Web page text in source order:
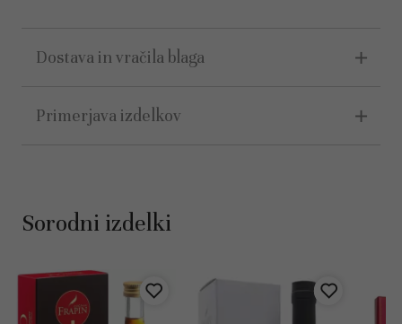
Dostava in vračila blaga
Primerjava izdelkov
Sorodni izdelki